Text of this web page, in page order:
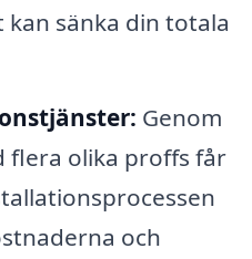
sänka din totala
Genom
flera olika proffs får
och